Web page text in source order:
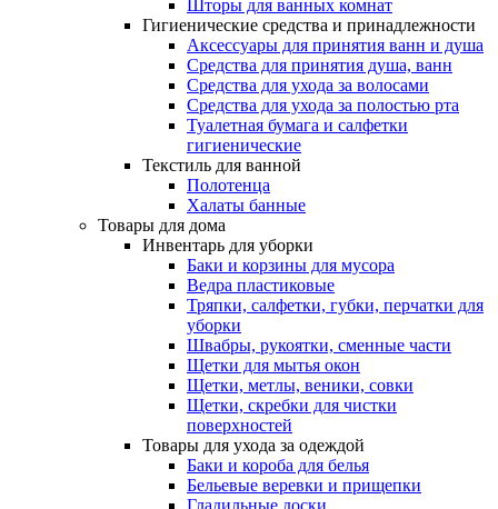
Шторы для ванных комнат
Гигиенические средства и принадлежности
Аксессуары для принятия ванн и душа
Средства для принятия душа, ванн
Средства для ухода за волосами
Средства для ухода за полостью рта
Туалетная бумага и салфетки
гигиенические
Текстиль для ванной
Полотенца
Халаты банные
Товары для дома
Инвентарь для уборки
Баки и корзины для мусора
Ведра пластиковые
Тряпки, салфетки, губки, перчатки для
уборки
Швабры, рукоятки, сменные части
Щетки для мытья окон
Щетки, метлы, веники, совки
Щетки, скребки для чистки
поверхностей
Товары для ухода за одеждой
Баки и короба для белья
Бельевые веревки и прищепки
Гладильные доски